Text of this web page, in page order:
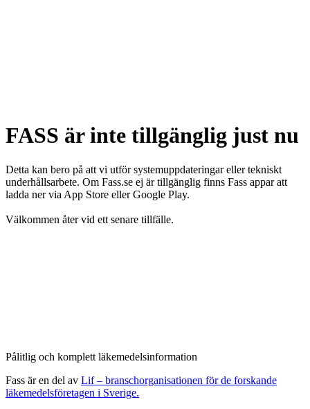
FASS är inte tillgänglig just nu
Detta kan bero på att vi utför systemuppdateringar eller tekniskt
underhållsarbete. Om Fass.se ej är tillgänglig finns Fass appar att
ladda ner via App Store eller Google Play.
Välkommen åter vid ett senare tillfälle.
Pålitlig och komplett läkemedelsinformation
Fass är en del av Lif – branschorganisationen för de forskande
läkemedelsföretagen i Sverige.